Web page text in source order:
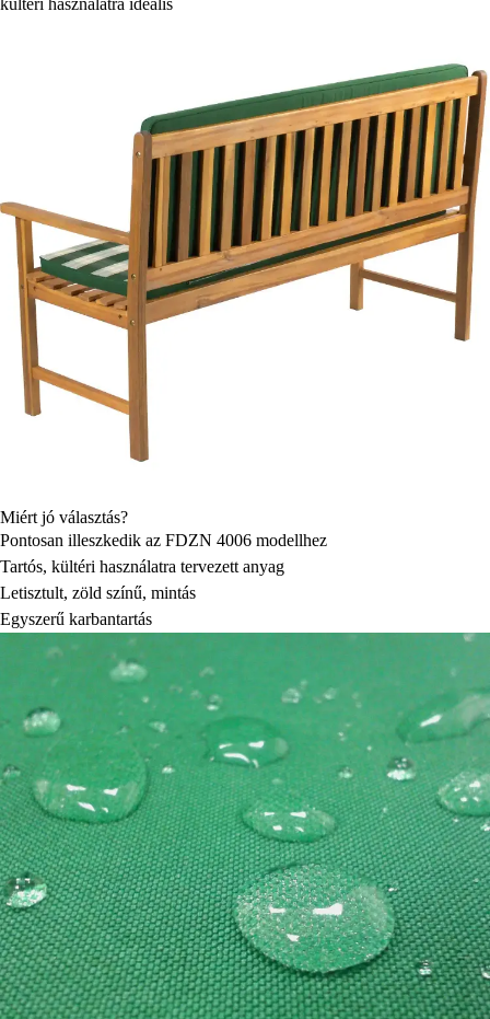
kültéri használatra ideális
Miért jó választás?
Pontosan illeszkedik az FDZN 4006 modellhez
Tartós, kültéri használatra tervezett anyag
Letisztult, zöld színű, mintás
Egyszerű karbantartás